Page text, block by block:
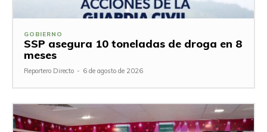
GOBIERNO
SSP asegura 10 toneladas de droga en 8
meses
Reportero Directo - 6 de agosto de 2026